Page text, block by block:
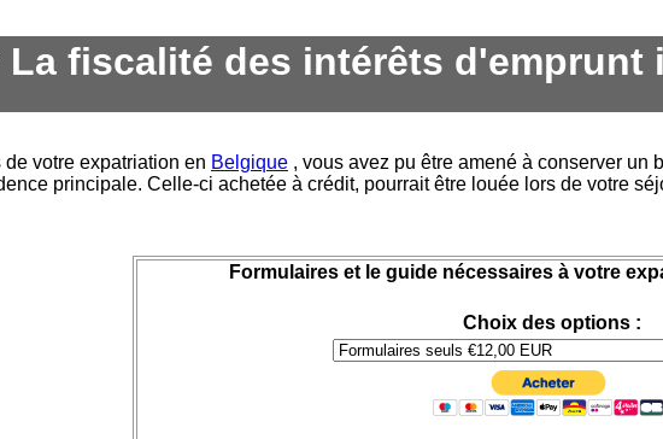
La fiscalité des intérêts d'emprunt
de votre expatriation en Belgique , vous avez pu être amené à conserver
principale. Celle-ci achetée à crédit, pourrait être louée lors de votre
Formulaires et le guide nécessaires à votre
Choix des options :